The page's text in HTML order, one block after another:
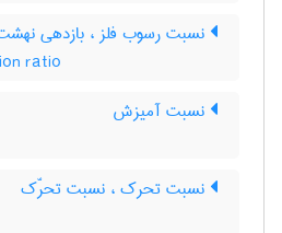
نسبت رسوب فلز ، بازدهی
ratio
نسبت آمیزش
نسبت تحرک ، نسبت تحرّک